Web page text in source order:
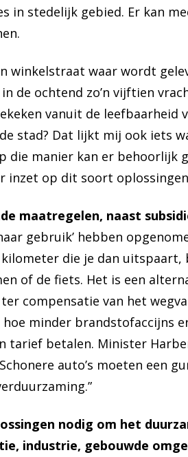
in stedelijk gebied. Er kan
winkelstraat waar wordt
de ochtend zo’n vijftien
vanuit de leefbaarheid
stad? Dat lijkt mij ook iets
die manier kan er behoorlijk
inzet op dit soort
maatregelen, naast
gebruik’ hebben
die je dan
of de fiets. Het is een
compensatie van het
minder brandstofaccijns
tarief betalen. Minister
auto’s moeten een
nodig om het
industrie, gebouwde